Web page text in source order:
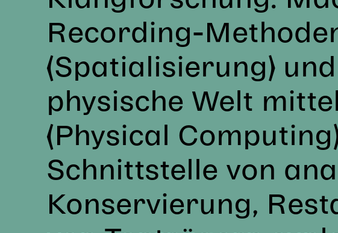
Recording-
(Spatialisierung)
physische Welt
(Physical
Schnittstelle von
Konservierung,